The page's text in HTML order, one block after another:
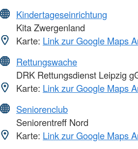
Kindertageseinrichtung
Kita Zwergenland
Karte: Link zur Google Maps
Rettungswache
DRK Rettungsdienst Leipzig
Karte: Link zur Google Maps
Seniorenclub
Seniorentreff Nord
Karte: Link zur Google Maps